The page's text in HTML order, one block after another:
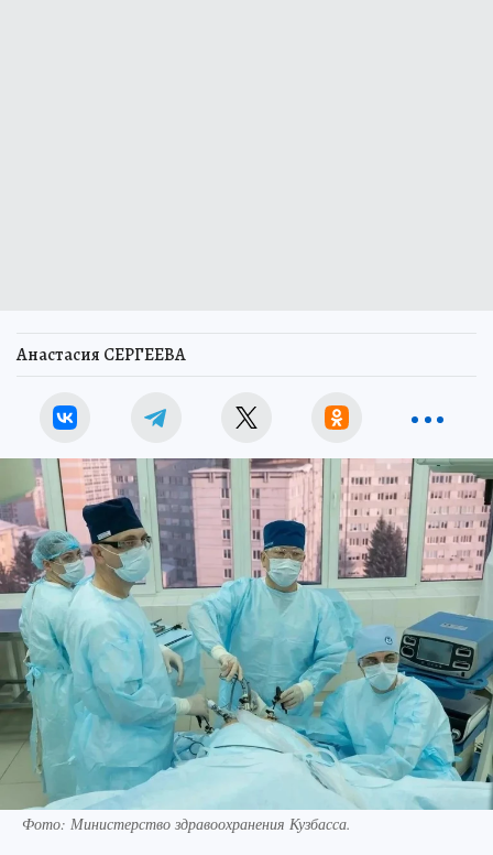
Анастасия СЕРГЕЕВА
Фото: Министерство здравоохранения Кузбасса.